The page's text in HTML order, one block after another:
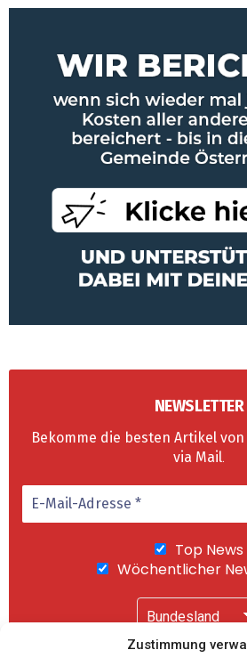
Zustimmung
NEWSLETTER
Bekomme die besten Artikel
via Mail.
Top News
Wöchentlicher